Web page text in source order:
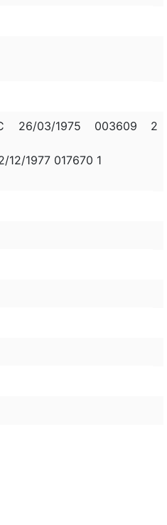
26/03/1975 003609 2
12/1977 017670 1